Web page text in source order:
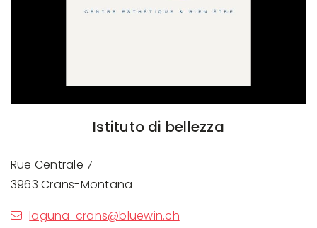
Istituto di bellezza
Rue Centrale 7
3963 Crans-Montana
laguna-crans@bluewin.ch